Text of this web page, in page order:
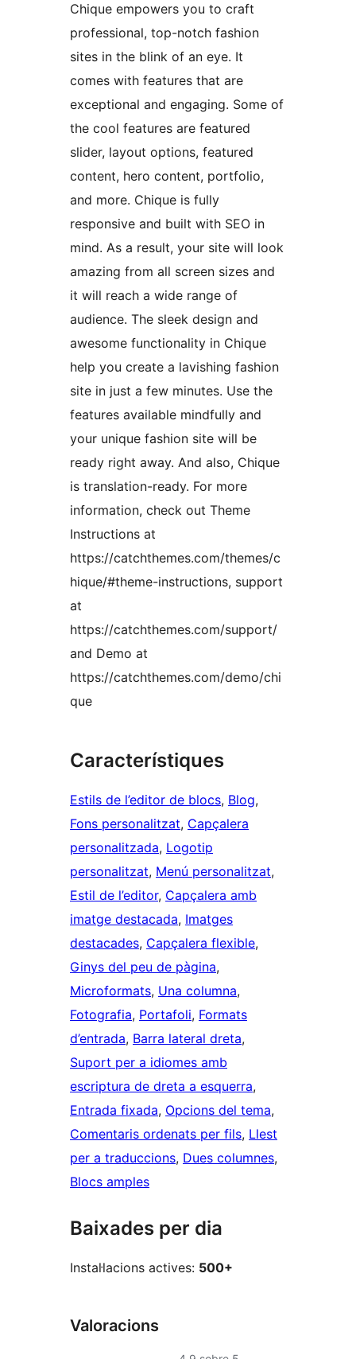
Chique empowers you to craft
professional, top-notch fashion
sites in the blink of an eye. It
comes with features that are
exceptional and engaging. Some of
the cool features are featured
slider, layout options, featured
content, hero content, portfolio,
and more. Chique is fully
responsive and built with SEO in
mind. As a result, your site will look
amazing from all screen sizes and
it will reach a wide range of
audience. The sleek design and
awesome functionality in Chique
help you create a lavishing fashion
site in just a few minutes. Use the
features available mindfully and
your unique fashion site will be
ready right away. And also, Chique
is translation-ready. For more
information, check out Theme
Instructions at
https://catchthemes.com/themes/c
hique/#theme-instructions, support
at
https://catchthemes.com/support/
and Demo at
https://catchthemes.com/demo/chi
que
Característiques
Estils de l’editor de blocs, Blog
Fons personalitzat, Capçalera
personalitzada, Logotip
personalitzat, Menú personalitzat
Estil de l’editor, Capçalera amb
imatge destacada, Imatges
destacades, Capçalera flexible
Ginys del peu de pàgina
Microformats, Una columna
Fotografia, Portafoli, Formats
d’entrada, Barra lateral dreta
Suport per a idiomes amb
escriptura de dreta a esquerra
Entrada fixada, Opcions del tema
Comentaris ordenats per fils, Llest
per a traduccions, Dues columnes
Blocs amples
Baixades per dia
Instal·lacions actives: 500+
Valoracions